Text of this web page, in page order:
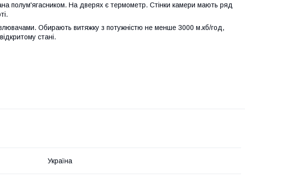
полум'ягасником. На дверях є термометр. Стінки камери мають ряд
Обирають витяжку з потужністю не менше 3000 м.кб/год,
стані.
Україна